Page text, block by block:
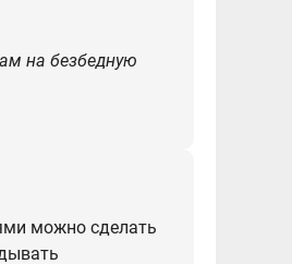
на безбедную
можно сделать